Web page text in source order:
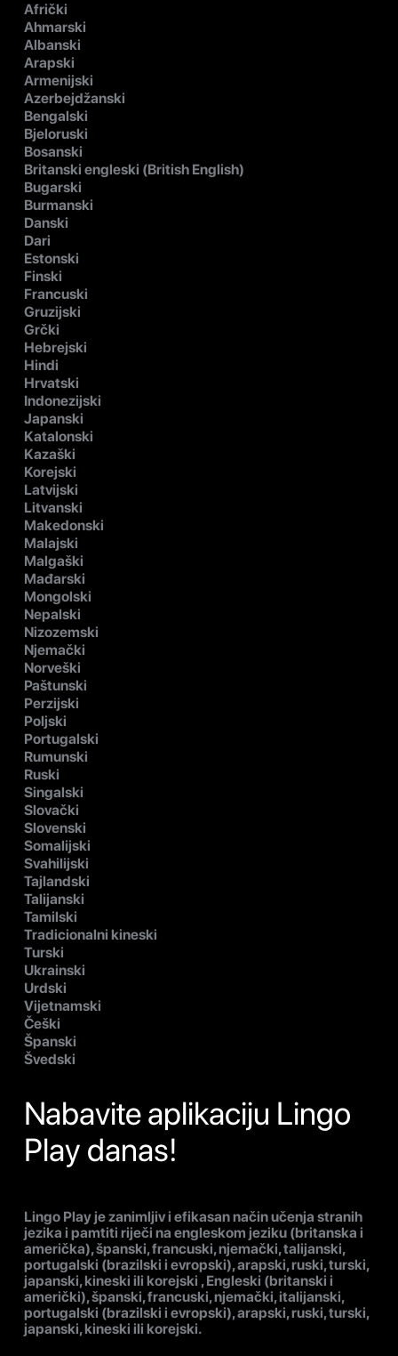
Afrički
Ahmarski
Albanski
Arapski
Armenijski
Azerbejdžanski
Bengalski
Bjeloruski
Bosanski
Britanski engleski (British English)
Bugarski
Burmanski
Danski
Dari
Estonski
Finski
Francuski
Gruzijski
Grčki
Hebrejski
Hindi
Hrvatski
Indonezijski
Japanski
Katalonski
Kazaški
Korejski
Latvijski
Litvanski
Makedonski
Malajski
Malgaški
Mađarski
Mongolski
Nepalski
Nizozemski
Njemački
Norveški
Paštunski
Perzijski
Poljski
Portugalski
Rumunski
Ruski
Singalski
Slovački
Slovenski
Somalijski
Svahilijski
Tajlandski
Talijanski
Tamilski
Tradicionalni kineski
Turski
Ukrainski
Urdski
Vijetnamski
Češki
Španski
Švedski
Nabavite aplikaciju Lingo
Play danas!
Lingo Play je zanimljiv i efikasan način učenja stranih
jezika i pamtiti riječi na engleskom jeziku (britanska i
američka), španski, francuski, njemački, talijanski,
portugalski (brazilski i evropski), arapski, ruski, turski,
japanski, kineski ili korejski , Engleski (britanski i
američki), španski, francuski, njemački, italijanski,
portugalski (brazilski i evropski), arapski, ruski, turski,
japanski, kineski ili korejski.